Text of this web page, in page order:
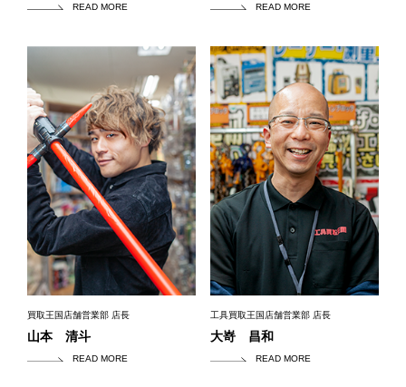
READ MORE READ MORE
買取王国店舗営業部 店長
山本 清斗
READ MORE
工具買取王国店舗営業部 店長
大嵜 昌和
READ MORE